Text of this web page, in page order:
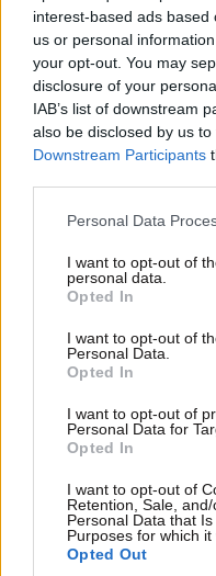
interest-based ads
us or personal
your opt-out. You may
disclosure of your
IAB’s list of downstream
also be disclosed by us
Downstream Participants
Please note that this
not limited to your visit or
grant or deny consent to
use your data for below
consent section.
Personal Data
I want to opt-out of
personal data.
Opted In
I want to opt-out of
Personal Data.
Opted In
I want to opt-out of
Personal Data for
Opted In
I want to opt-out of
Retention, Sale,
Personal Data that
Purposes for which it
Opted Out
Η Χαμάς δηλώνει εκ
το σχέδιο των ΗΠΑ
Ακολουθήστε το